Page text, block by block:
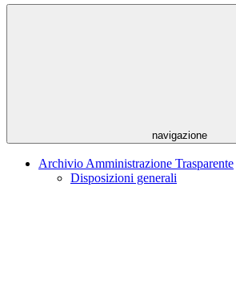
navigazione
Archivio Amministrazione Trasparente
Disposizioni generali